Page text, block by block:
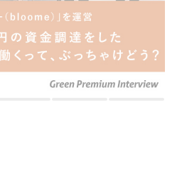
×マーケを駆使したテック成長企業/海外事業展